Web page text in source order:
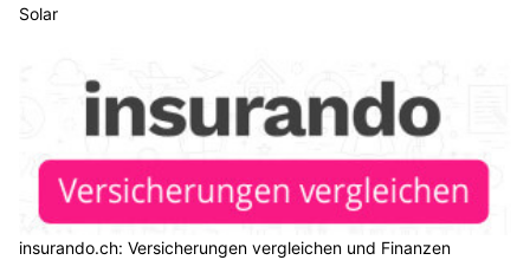
Solar
insurando.ch: Versicherungen vergleichen und Finanzen